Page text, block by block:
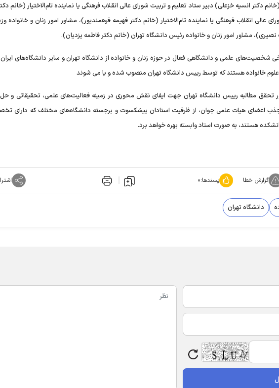
(خانم دکتر انسیه خزعلی) دبیر ستاد تعلیم و تربیت شورای عالی انقلاب فرهنگی یا نماینده تام‌الاختیار (خانم
عالی انقلاب فرهنگی یا نماینده تام‌الاختیار (خانم دکتر فهیمه فرهمندپور)، مشاور امور زنان و خانواده
مشاور امور زنان و خانواده رئیس دانشگاه تهران (خانم دکتر فاطمه یزدیان).
علمی و دانشگاهی فعال در حوزه زنان و خانواده از دانشگاه تهران و سایر دانشگاه‌های
خانواده هستند که توسط رییس دانشگاه تهران منصوب شده و یا می شوند
تحقق مطالبه رییس دانشگاه تهران جهت ایفای نقش محوری در زمینه فعالیت‌های علمی، تحقیقاتی و
جذب اعضای هیات علمی جوان، از ظرفیت استادان پیشکسوت و برجسته دانشگاه‌های مختلف که دارای
هستند، به صورت استاد وابسته بهره خواهد برد.
گزارش خطا پسندها:۰
دانشگاه تهران